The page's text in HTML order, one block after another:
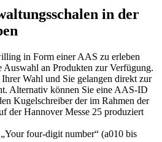
in der
in Form einer AAS zu erleben
Auswahl an Produkten zur Verfügung.
Wahl und Sie gelangen direkt zur
Alternativ können Sie eine AAS-ID
Kugelschreiber der im Rahmen der
der Hannover Messe 25 produziert
four-digit number“ (a010 bis